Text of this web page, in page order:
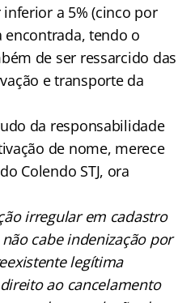
a 5% (cinco por
encontrada, tendo o
de ser ressarcido das
e transporte da
da responsabilidade
de nome, merece
Colendo STJ, ora
irregular em cadastro
cabe indenização por
legítima
ao cancelamento